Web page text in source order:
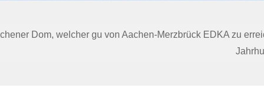
Dom, welcher gu von Aachen-Merzbrück EDKA zu